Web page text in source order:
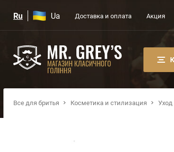
Ru Ua Доставка и оплата Акция
Все для бритья Косметика и стилизация Уход